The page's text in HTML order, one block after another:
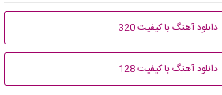
دانلود آهنگ با کیفیت 320
دانلود آهنگ با کیفیت 128